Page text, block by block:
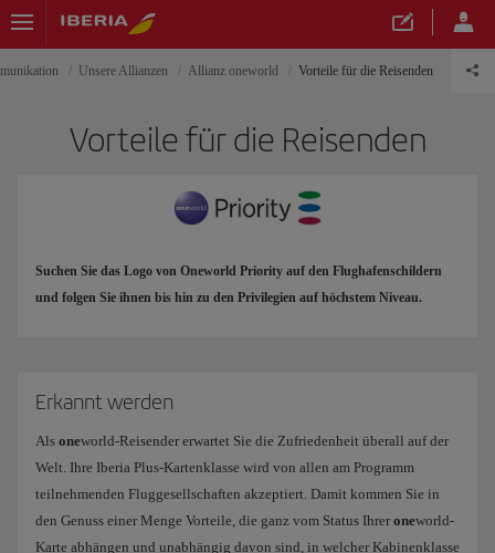
Unsere Allianzen Allianz oneworld Vorteile für die Reisenden
Vorteile für die Reisenden
Suchen Sie das Logo von Oneworld Priority auf den Flughafenschildern
und folgen Sie ihnen bis hin zu den Privilegien auf höchstem Niveau.
Erkannt werden
Als oneworld-Reisender erwartet Sie die Zufriedenheit überall auf der
Welt. Ihre Iberia Plus-Kartenklasse wird von allen am Programm
teilnehmenden Fluggesellschaften akzeptiert. Damit kommen Sie in
den Genuss einer Menge Vorteile, die ganz vom Status Ihrer oneworld-
Karte abhängen und unabhängig davon sind, in welcher Kabinenklasse